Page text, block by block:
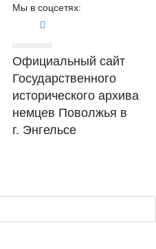
Мы в соцсетях:
Официальный сайт
Государственного
исторического архива
немцев Поволжья в
г. Энгельсе